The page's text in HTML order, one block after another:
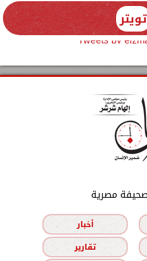
تويتر
Tweets by
مصرية
أخبار
تقارير